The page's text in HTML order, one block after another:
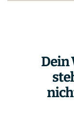
Dein